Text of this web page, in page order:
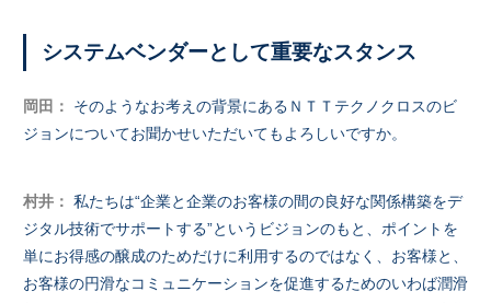
システムベンダーとして重要なスタンス
岡田：
そのようなお考えの背景にあるＮＴＴテクノクロスのビ
ジョンについてお聞かせいただいてもよろしいですか。
村井： 私たちは“企業と企業のお客様の間の良好な関係構築をデ
ジタル技術でサポートする”というビジョンのもと、ポイントを
単にお得感の醸成のためだけに利用するのではなく、お客様と、
お客様の円滑なコミュニケーションを促進するためのいわば潤滑